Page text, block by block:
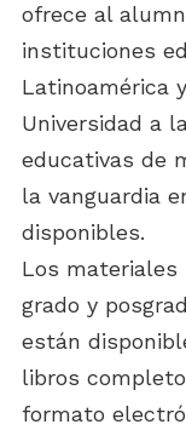
ofrece al
instituciones
Latinoamérica
Universidad a
educativas de
la vanguardia
disponibles.
Los materiales
grado y
están
libros
formato